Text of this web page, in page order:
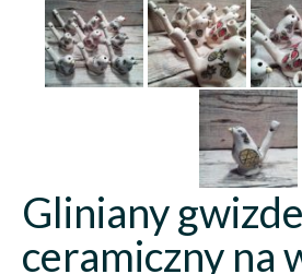
Gliniany
ceramiczny na